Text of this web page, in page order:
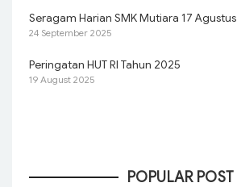
Seragam Harian SMK Mutiara 17 Agustus
24 September 2025
Peringatan HUT RI Tahun 2025
19 August 2025
POPULAR POST